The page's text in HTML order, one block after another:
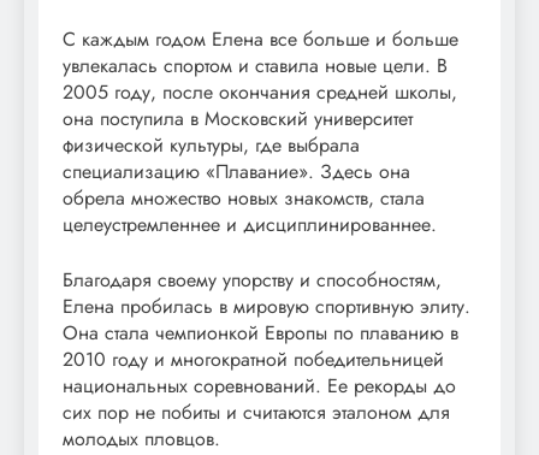
С каждым годом Елена все больше и больше
увлекалась спортом и ставила новые цели. В
2005 году, после окончания средней школы,
она поступила в Московский университет
физической культуры, где выбрала
специализацию «Плавание». Здесь она
обрела множество новых знакомств, стала
целеустремленнее и дисциплинированнее.
Благодаря своему упорству и способностям,
Елена пробилась в мировую спортивную элиту.
Она стала чемпионкой Европы по плаванию в
2010 году и многократной победительницей
национальных соревнований. Ее рекорды до
сих пор не побиты и считаются эталоном для
молодых пловцов.